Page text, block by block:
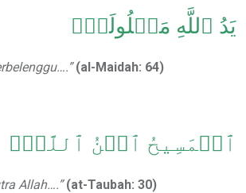
يَدُ ٱللَّهِ مَغۡلُولَةٌۚ
(al-Maidah: 64)
ٱلۡمَسِيحُ ٱبۡنُ ٱللَّهِۖ
Allah….”(at-Taubah: 30)